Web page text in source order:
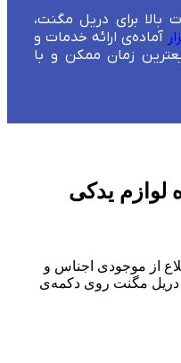
برای دریل مگنت،
آماده‌ی ارائه خدمات و
زمان ممکن و با
لوازم یدکی
از موجودی اجناس و
دریل مگنت روی دکمه‌ی